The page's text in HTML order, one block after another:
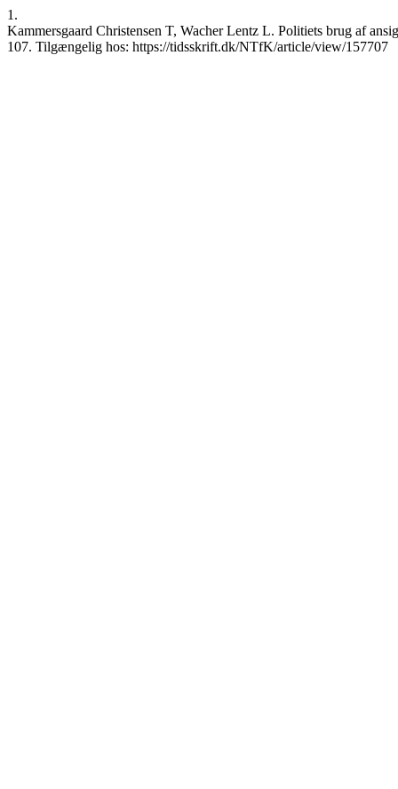
1.
Kammersgaard Christensen T, Wacher Lentz L. Politiets brug af
107. Tilgængelig hos: https://tidsskrift.dk/NTfK/article/view/157707